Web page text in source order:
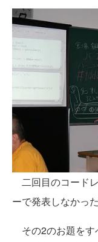
二回目のコード
ーで発表しなかっ
その2のお題をす